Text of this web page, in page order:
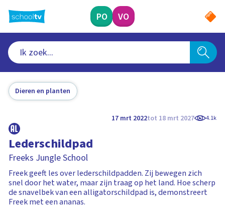
naar
hoofdinhoud
PO VO
Dieren en planten
17 mrt 2022tot 18 mrt 2027 4.1k
Lederschildpad
Freeks Jungle School
Freek geeft les over lederschildpadden. Zij bewegen zich
snel door het water, maar zijn traag op het land. Hoe scherp
de snavelbek van een alligatorschildpad is, demonstreert
Freek met een ananas.